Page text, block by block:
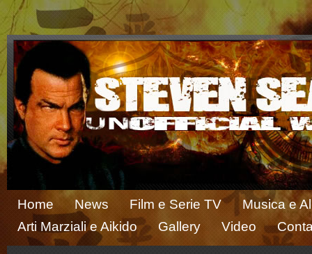
Home News Film e Serie TV
Musica e
Arti Marziali e Aikido
Gallery Video